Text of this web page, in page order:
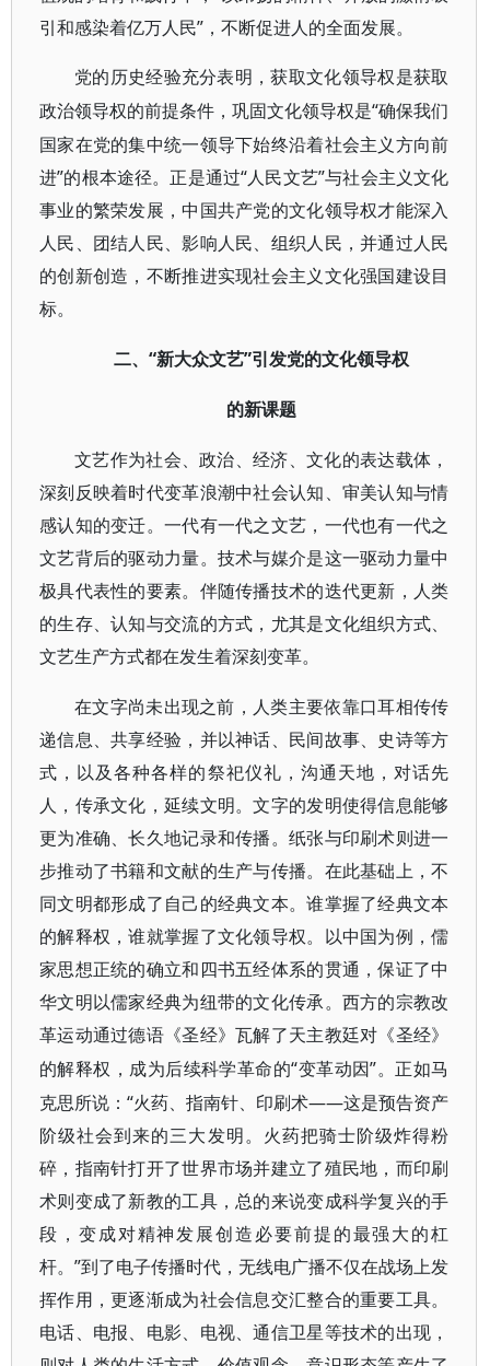
引和感染着亿万人民”，不断促进人的全面发展。
党的历史经验充分表明，获取文化领导权是获取
政治领导权的前提条件，巩固文化领导权是“确保我们
国家在党的集中统一领导下始终沿着社会主义方向前
进”的根本途径。正是通过“人民文艺”与社会主义文化
事业的繁荣发展，中国共产党的文化领导权才能深入
人民、团结人民、影响人民、组织人民，并通过人民
的创新创造，不断推进实现社会主义文化强国建设目
标。
二、“新大众文艺”引发党的文化领导权
的新课题
文艺作为社会、政治、经济、文化的表达载体，
深刻反映着时代变革浪潮中社会认知、审美认知与情
感认知的变迁。一代有一代之文艺，一代也有一代之
文艺背后的驱动力量。技术与媒介是这一驱动力量中
极具代表性的要素。伴随传播技术的迭代更新，人类
的生存、认知与交流的方式，尤其是文化组织方式、
文艺生产方式都在发生着深刻变革。
在文字尚未出现之前，人类主要依靠口耳相传传
递信息、共享经验，并以神话、民间故事、史诗等方
式，以及各种各样的祭祀仪礼，沟通天地，对话先
人，传承文化，延续文明。文字的发明使得信息能够
更为准确、长久地记录和传播。纸张与印刷术则进一
步推动了书籍和文献的生产与传播。在此基础上，不
同文明都形成了自己的经典文本。谁掌握了经典文本
的解释权，谁就掌握了文化领导权。以中国为例，儒
家思想正统的确立和四书五经体系的贯通，保证了中
华文明以儒家经典为纽带的文化传承。西方的宗教改
革运动通过德语《圣经》瓦解了天主教廷对《圣经》
的解释权，成为后续科学革命的“变革动因”。正如马
克思所说：“火药、指南针、印刷术——这是预告资产
阶级社会到来的三大发明。火药把骑士阶级炸得粉
碎，指南针打开了世界市场并建立了殖民地，而印刷
术则变成了新教的工具，总的来说变成科学复兴的手
段，变成对精神发展创造必要前提的最强大的杠
杆。”到了电子传播时代，无线电广播不仅在战场上发
挥作用，更逐渐成为社会信息交汇整合的重要工具。
电话、电报、电影、电视、通信卫星等技术的出现，